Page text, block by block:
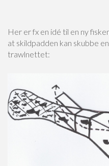
Her er fx en idé til en ny
at skildpadden kan skubbe
trawlnettet: